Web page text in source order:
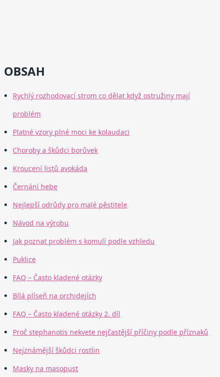
OBSAH
Rychlý rozhodovací strom co dělat když ostružiny mají
problém
Platné vzory plné moci ke kolaudaci
Choroby a škůdci borůvek
Kroucení listů avokáda
Černání hebe
Nejlepší odrůdy pro malé pěstitele
Návod na výrobu
Jak poznat problém s komulí podle vzhledu
Puklice
FAQ – Často kladené otázky
Bílá plíseň na orchidejích
FAQ – Často kladené otázky 2. díl
Proč stephanotis nekvete nejčastější příčiny podle příznaků
Nejznámější škůdci rostlin
Masky na masopust